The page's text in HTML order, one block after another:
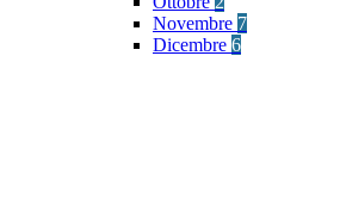
Novembre 7
Dicembre 6